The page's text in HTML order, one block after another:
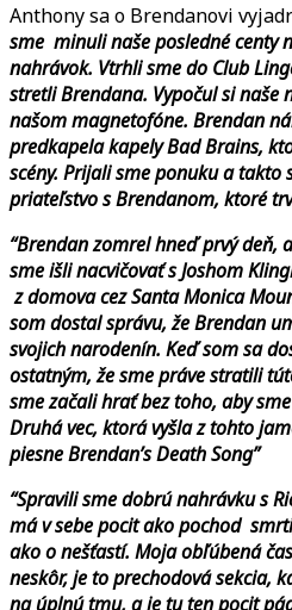
Anthony sa o Brendanovi
sme minuli naše posledné centy
nahrávok. Vtrhli sme do Club
stretli Brendana. Vypočul si naše
našom magnetofóne. Brendan
predkapela kapely Bad Brains,
scény. Prijali sme ponuku a takto
priateľstvo s Brendanom, ktoré
“Brendan zomrel hneď prvý deň,
sme išli nacvičovať s Joshom
z domova cez Santa Monica
som dostal správu, že Brendan
svojich narodenín. Keď som sa
ostatným, že sme práve stratili
sme začali hrať bez toho, aby
Druhá vec, ktorá vyšla z tohto
piesne Brendan’s Death Song”
“Spravili sme dobrú nahrávku s
má v sebe pocit ako pochod
ako o nešťastí. Moja obľúbená
neskôr, je to prechodová sekcia,
na úplnú tmu, a je tu ten pocit